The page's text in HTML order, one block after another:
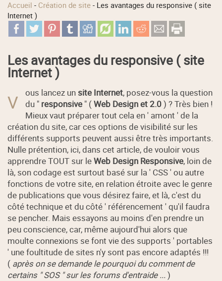
Accueil - Création de site - Les avantages du responsive ( site
Internet )
Les avantages du responsive ( site
Internet )
V ous lancez un site Internet, posez-vous la question
du " responsive " (Web Design et 2.0) ? Très bien !
Mieux vaut préparer tout cela en ' amont ' de la
création du site, car ces options de visibilité sur les
différents supports peuvent aussi être très importants.
Nulle prétention, ici, dans cet article, de vouloir vous
apprendre TOUT sur leWeb Design Responsive, loin de
là, son codage est surtout basé sur la ' CSS ' ou autre
fonctions de votre site, en relation étroite avec le genre
de publications que vous désirez faire, et là, c'est du
côté technique et du côté ' référencement ' qu'il faudra
se pencher. Mais essayons au moins d'en prendre un
peu conscience, car, même aujourd'hui alors que
moulte connexions se font vie des supports ' portables
' une foultitude de sites n'y sont pas encore adaptés !!!
( après on se demande le pourquoi du comment de
certains " SOS " sur les forums d'entraide ...)